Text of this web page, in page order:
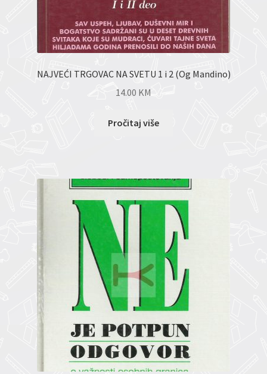
NAJVEĆI TRGOVAC NA SVETU 1 i 2 (Og Mandino)
14.00 KM
Pročitaj više